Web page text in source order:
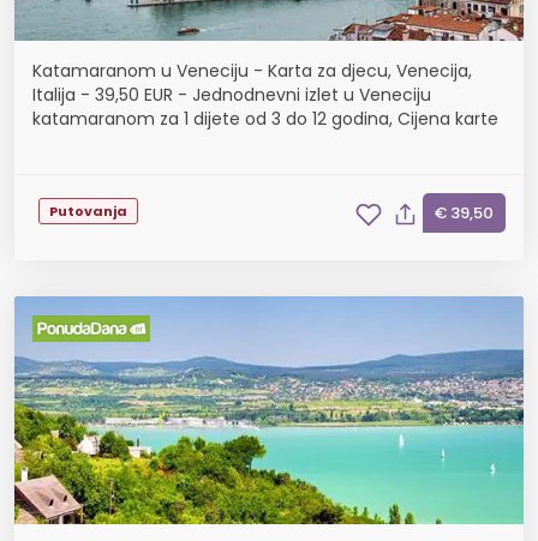
Katamaranom u Veneciju - Karta za djecu, Venecija,
Italija - 39,50 EUR - Jednodnevni izlet u Veneciju
katamaranom za 1 dijete od 3 do 12 godina, Cijena karte
Putovanja € 39,50